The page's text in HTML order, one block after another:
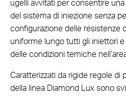
ugelli avvitati per consentire
del sistema di iniezione senza
configurazione delle resistenze
uniforme lungo tutti gli iniettori
delle condizioni temiche
Caratterizzati da rigide regole di
della linea Diamond Lux sono